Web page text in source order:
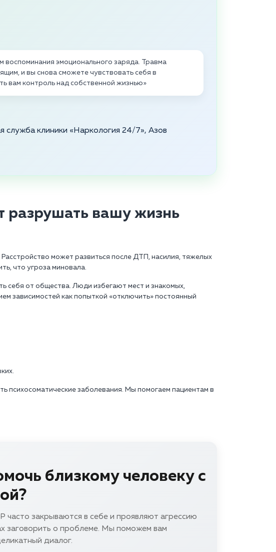
воспоминания эмоционального заряда. Травма
и вы снова сможете чувствовать себя в
вам контроль над собственной жизнью»
служба клиники «Наркология 24/7», Азов
разрушать вашу жизнь
может развиться после ДТП, насилия, тяжелых
что угроза миновала.
себя от общества. Люди избегают мест и знакомых,
зависимостей как попыткой «отключить» постоянный
психосоматические заболевания. Мы помогаем пациентам в
близкому человеку с
закрываются в себе и проявляют агрессию
заговорить о проблеме. Мы поможем вам
диалог.